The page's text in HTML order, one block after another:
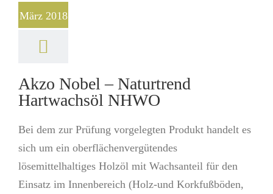
März 2018
Akzo Nobel – Naturtrend
Hartwachsöl NHWO
Bei dem zur Prüfung vorgelegten Produkt handelt es
sich um ein oberflächenvergütendes
lösemittelhaltiges Holzöl mit Wachsanteil für den
Einsatz im Innenbereich (Holz-und Korkfußböden,